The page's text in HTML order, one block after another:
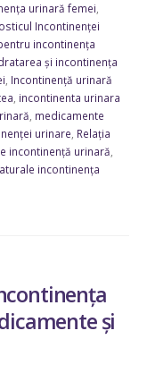
urinară femei,
Incontinenței
incontinența
și incontinența
, Incontinență urinară
, incontinenta urinara
, medicamente
urinare, Relația
incontinență urinară,
incontinența
și